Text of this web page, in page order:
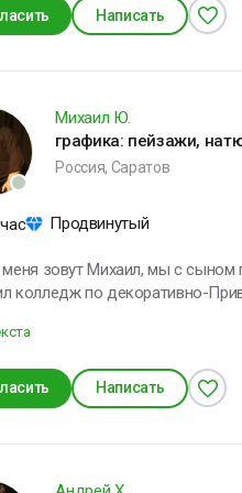
Написать
Михаил Ю.
графика: пейзажи,
Россия, Саратов
Продвинутый
меня зовут Михаил, мы с сыном
колледж по декоративно-
школу в далекой
влекло с юности. В свободное время люблю проводить время с семьёй. Веду
образ жизни, увлекаюсь
Написать